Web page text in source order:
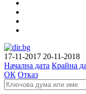
17-11-2017 20-11-2018
Начална дата Крайна
ОК Отказ